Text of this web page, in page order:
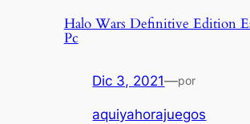
Halo Wars Definitive Edition
Pc
Dic 3, 2021—por
aquiyahorajuegos